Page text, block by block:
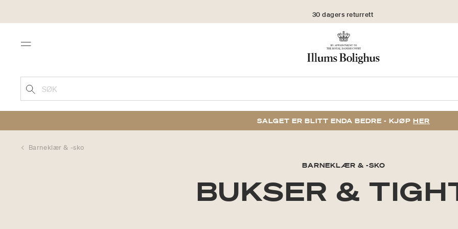
30 dagers returrett
Menu
SØK
SALGET ER BLITT ENDA BEDRE - KJØP HER
Barneklær & -sko
BARNEKLÆR & -SKO
BUKSER &